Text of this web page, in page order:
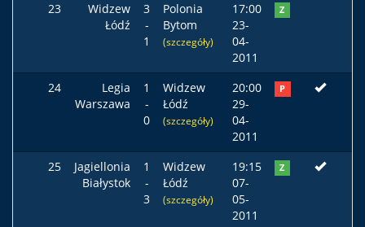
23
Widzew
Łódź
3
-
1
Polonia
Bytom
(szczegóły)
17:00
23-
04-
2011
Z
24
Legia
Warszawa
1
-
0
Widzew
Łódź
(szczegóły)
20:00
29-
04-
2011
P
25
Jagiellonia
Białystok
1
-
3
Widzew
Łódź
(szczegóły)
19:15
07-
05-
2011
Z